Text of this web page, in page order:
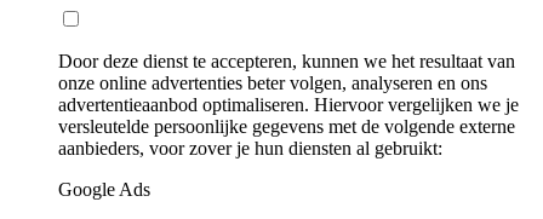
Door deze dienst te accepteren, kunnen we het resultaat van
onze online advertenties beter volgen, analyseren en ons
advertentieaanbod optimaliseren. Hiervoor vergelijken we je
versleutelde persoonlijke gegevens met de volgende externe
aanbieders, voor zover je hun diensten al gebruikt:
Google Ads